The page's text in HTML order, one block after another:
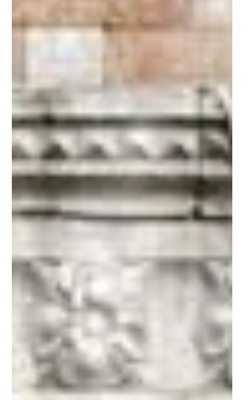
karışır, eski savaşların yorgunluğunu taşıyan
şehi